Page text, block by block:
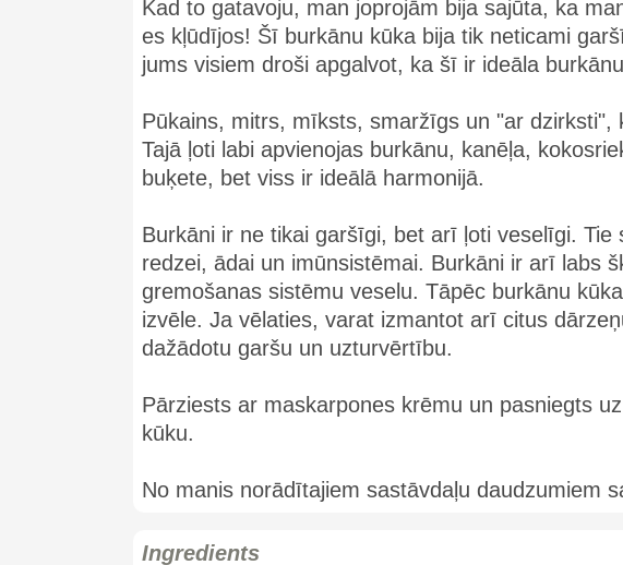
Kad to gatavoju, man joprojām bija sajūta, ka
es kļūdījos! Šī burkānu kūka bija tik neticami
jums visiem droši apgalvot, ka šī ir ideāla
Pūkains, mitrs, mīksts, smaržīgs un "ar
Tajā ļoti labi apvienojas burkānu, kanēļa,
buķete, bet viss ir ideālā harmonijā.
Burkāni ir ne tikai garšīgi, bet arī ļoti veselīgi.
redzei, ādai un imūnsistēmai. Burkāni ir arī labs
gremošanas sistēmu veselu. Tāpēc burkānu
izvēle. Ja vēlaties, varat izmantot arī citus
dažādotu garšu un uzturvērtību.
Pārziests ar maskarpones krēmu un pasniegts
kūku.
No manis norādītajiem sastāvdaļu daudzumiem
Ingredients